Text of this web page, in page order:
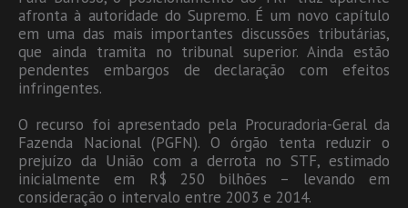
afronta à autoridade do Supremo. É um novo capítulo
em uma das mais importantes discussões tributárias,
que ainda tramita no tribunal superior. Ainda estão
pendentes embargos de declaração com efeitos
infringentes.
O recurso foi apresentado pela Procuradoria-Geral da
Fazenda Nacional (PGFN). O órgão tenta reduzir o
prejuízo da União com a derrota no STF, estimado
inicialmente em R$ 250 bilhões – levando em
consideração o intervalo entre 2003 e 2014.